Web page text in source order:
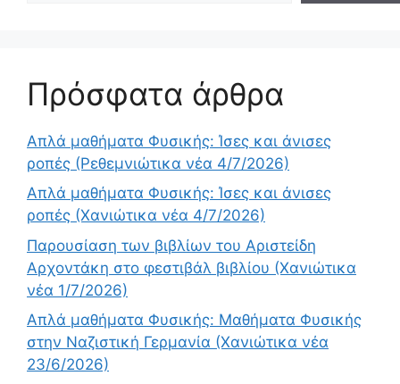
Πρόσφατα άρθρα
Απλά μαθήματα Φυσικής: Ίσες και άνισες
ροπές (Ρεθεμνιώτικα νέα 4/7/2026)
Απλά μαθήματα Φυσικής: Ίσες και άνισες
ροπές (Χανιώτικα νέα 4/7/2026)
Παρουσίαση των βιβλίων του Αριστείδη
Αρχοντάκη στο φεστιβάλ βιβλίου (Χανιώτικα
νέα 1/7/2026)
Απλά μαθήματα Φυσικής: Μαθήματα Φυσικής
στην Ναζιστική Γερμανία (Χανιώτικα νέα
23/6/2026)